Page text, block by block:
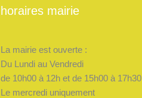
horaires mairie
La mairie est ouverte :
Du Lundi au Vendredi
de 10h00 à 12h et de 15h00 à 17h30
Le mercredi uniquement